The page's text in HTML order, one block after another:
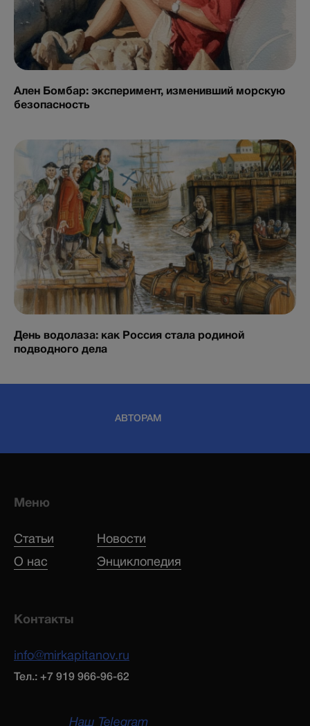
Ален Бомбар: эксперимент, изменивший морскую
безопасность
День водолаза: как Россия стала родиной
подводного дела
АВТОРАМ
Меню
Статьи
Новости
О нас
Энциклопедия
Контакты
info@mirkapitanov.ru
Тел.: +7 919 966-96-62
Наш Telegram